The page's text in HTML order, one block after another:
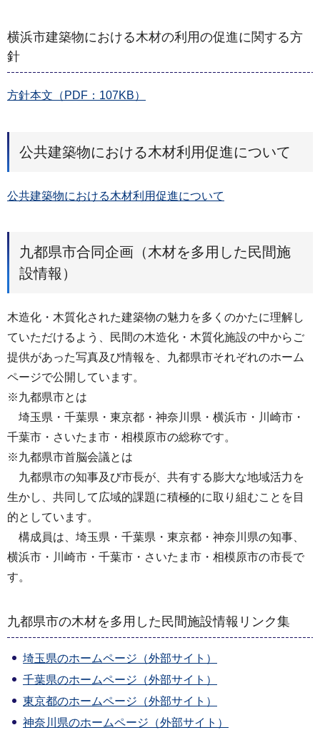
横浜市建築物における木材の利用の促進に関する方
針
方針本文（PDF：107KB）
公共建築物における木材利用促進について
公共建築物における木材利用促進について
九都県市合同企画（木材を多用した民間施
設情報）
木造化・木質化された建築物の魅力を多くのかたに理解し
ていただけるよう、民間の木造化・木質化施設の中からご
提供があった写真及び情報を、九都県市それぞれのホーム
ページで公開しています。
※九都県市とは
埼玉県・千葉県・東京都・神奈川県・横浜市・川崎市・
千葉市・さいたま市・相模原市の総称です。
※九都県市首脳会議とは
九都県市の知事及び市長が、共有する膨大な地域活力を
生かし、共同して広域的課題に積極的に取り組むことを目
的としています。
構成員は、埼玉県・千葉県・東京都・神奈川県の知事、
横浜市・川崎市・千葉市・さいたま市・相模原市の市長で
す。
九都県市の木材を多用した民間施設情報リンク集
埼玉県のホームページ（外部サイト）
千葉県のホームページ（外部サイト）
東京都のホームページ（外部サイト）
神奈川県のホームページ（外部サイト）